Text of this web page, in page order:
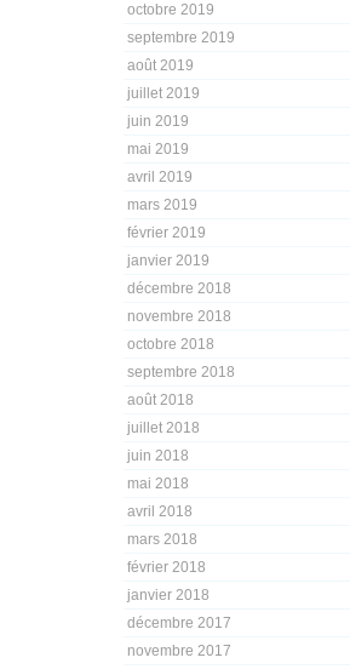
octobre 2019
septembre 2019
août 2019
juillet 2019
juin 2019
mai 2019
avril 2019
mars 2019
février 2019
janvier 2019
décembre 2018
novembre 2018
octobre 2018
septembre 2018
août 2018
juillet 2018
juin 2018
mai 2018
avril 2018
mars 2018
février 2018
janvier 2018
décembre 2017
novembre 2017